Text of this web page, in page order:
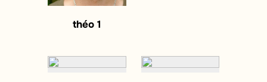
théo 1